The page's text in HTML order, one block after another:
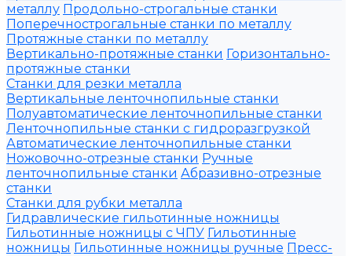
металлу Продольно-строгальные станки
Поперечнострогальные станки по металлу
Протяжные станки по металлу
Вертикально-протяжные станки Горизонтально-
протяжные станки
Станки для резки металла
Вертикальные ленточнопильные станки
Полуавтоматические ленточнопильные станки
Ленточнопильные станки с гидроразгрузкой
Автоматические ленточнопильные станки
Ножовочно-отрезные станки Ручные
ленточнопильные станки Абразивно-отрезные
станки
Станки для рубки металла
Гидравлические гильотинные ножницы
Гильотинные ножницы с ЧПУ Гильотинные
ножницы Гильотинные ножницы ручные Пресс-